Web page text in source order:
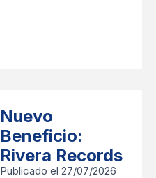
Nuevo
Beneficio:
Rivera Records
Publicado el 27/07/2026